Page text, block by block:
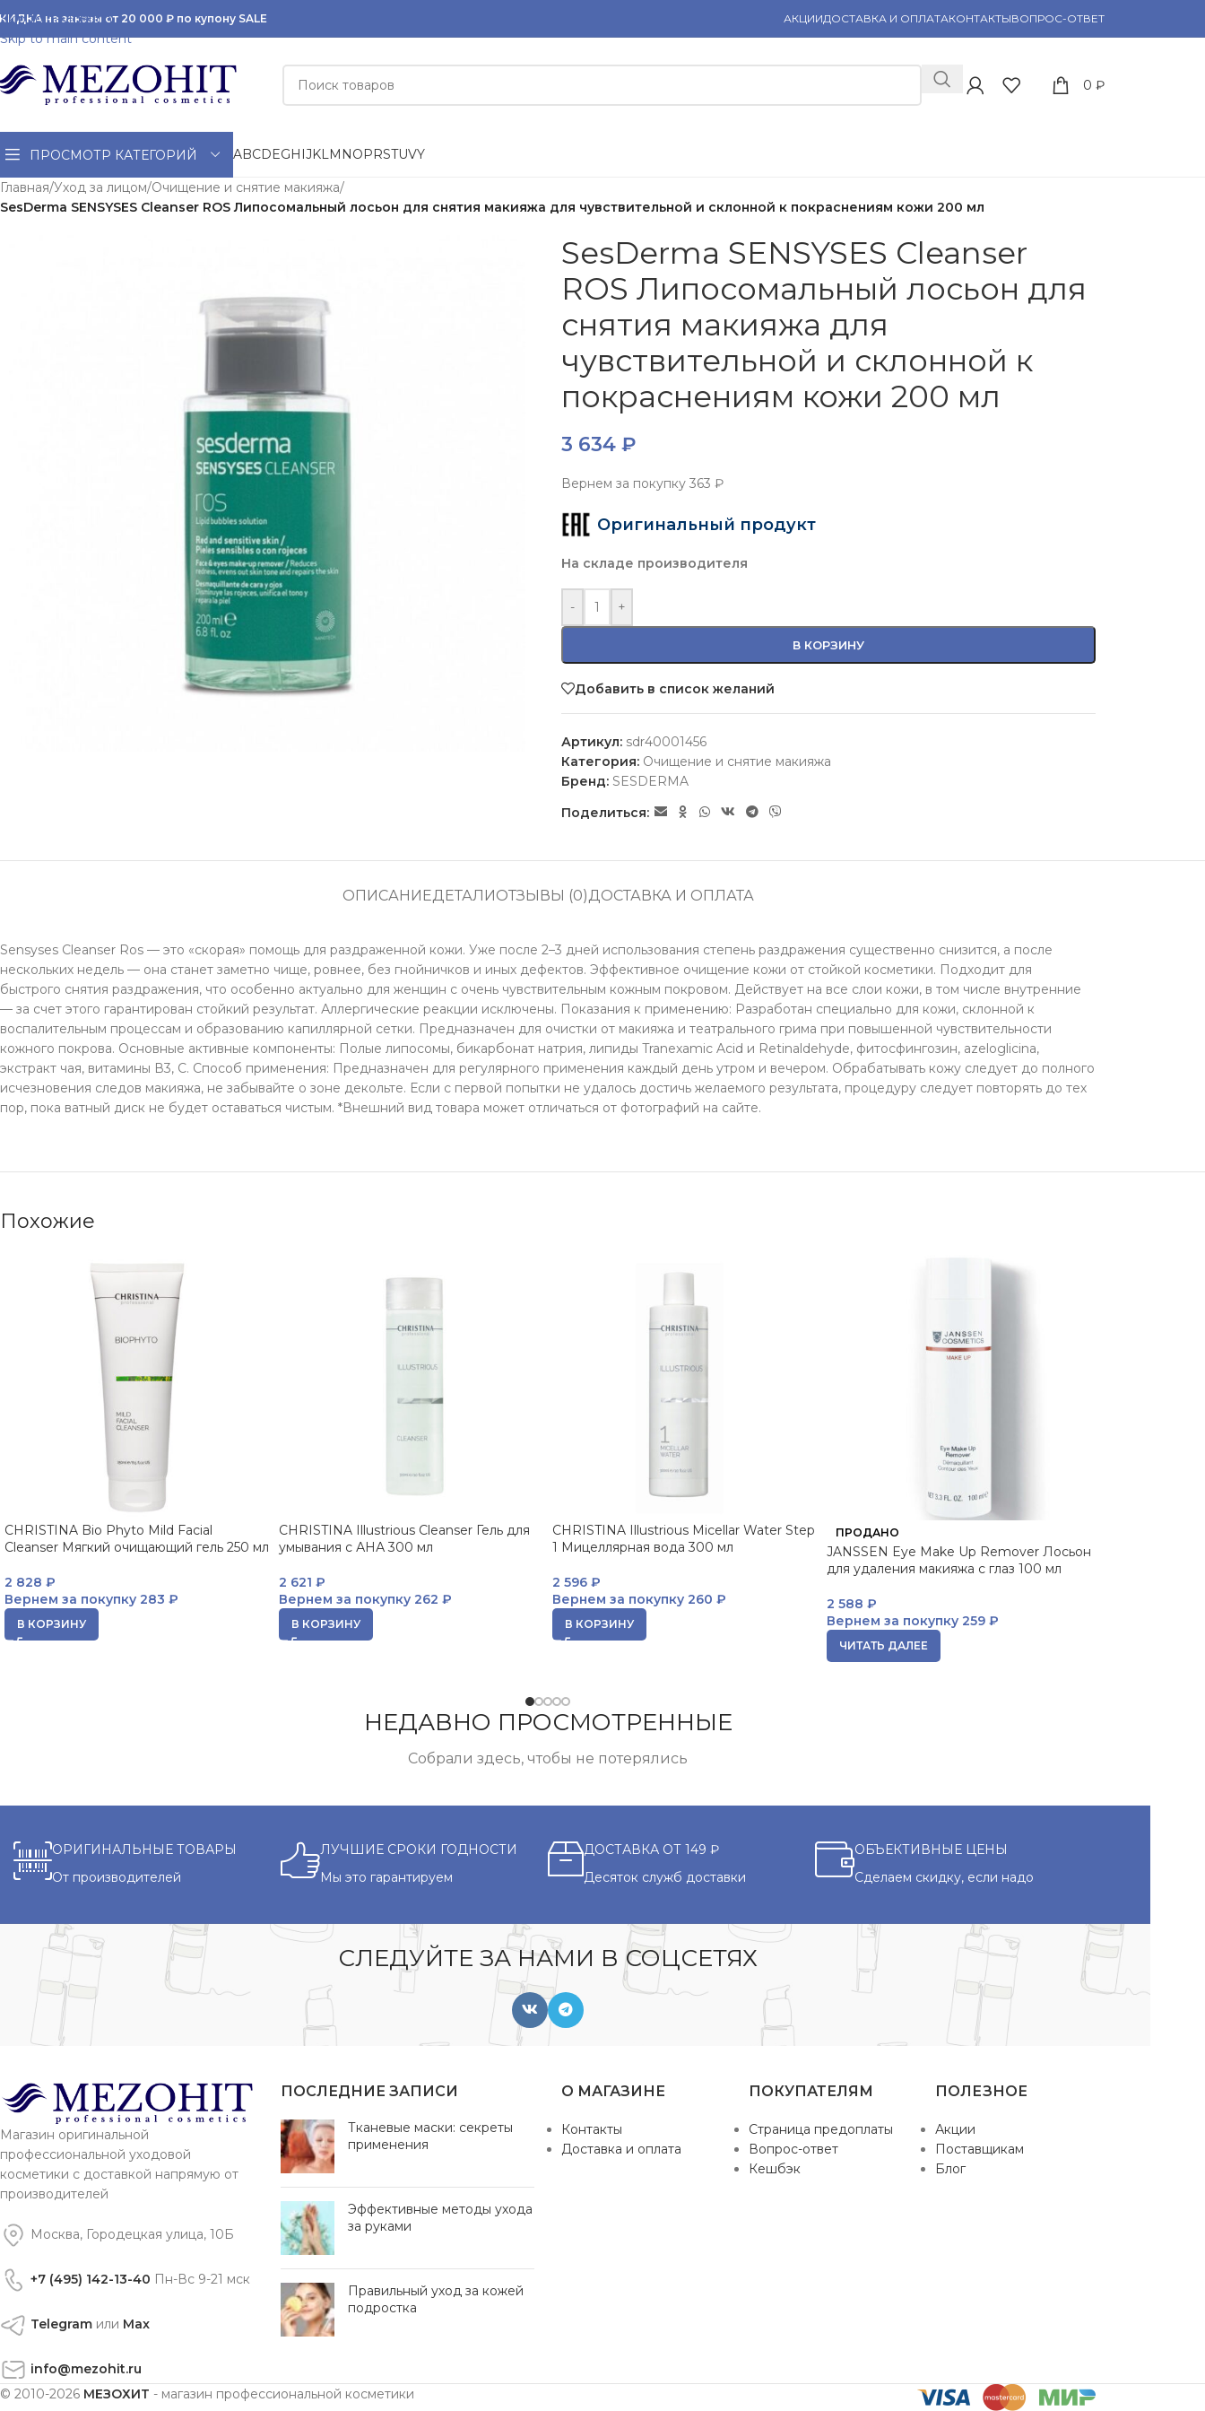
Skip to navigation
Skip to main content
на заказы от 20 000 ₽ по купону SALE АКЦИИДОСТАВКА И ОПЛАТАКОНТАКТЫВОПРОС-ОТВЕТ
0 ₽
ПРОСМОТР КАТЕГОРИЙ ABCDEGH IJKL M NOPRSTUVY
Главная/Уход за лицом/Очищение и снятие макияжа/
SesDerma SENSYSES Cleanser ROS Липосомальный лосьон для снятия макияжа для чувствительной и склонной к покраснениям кожи 200 мл
SesDerma SENSYSES Cleanser
ROS Липосомальный лосьон для
снятия макияжа для
чувствительной и склонной к
покраснениям кожи 200 мл
3 634 ₽
Вернем за покупку363 ₽
Оригинальный продукт
На складе производителя
- +
В КОРЗИНУ
Добавить в список желаний
Артикул: sdr40001456
Категория: Очищение и снятие макияжа
Бренд: SESDERMA
Поделиться:
ОПИСАНИЕДЕТАЛИОТЗЫВЫ (0)ДОСТАВКА И ОПЛАТА
Sensyses Cleanser Ros — это «скорая» помощь для раздраженной кожи. Уже после 2–3 дней использования степень раздражения существенно снизится, а после
нескольких недель — она станет заметно чище, ровнее, без гнойничков и иных дефектов. Эффективное очищение кожи от стойкой косметики. Подходит для
быстрого снятия раздражения, что особенно актуально для женщин с очень чувствительным кожным покровом. Действует на все слои кожи, в том числе внутренние
— за счет этого гарантирован стойкий результат. Аллергические реакции исключены. Показания к применению: Разработан специально для кожи, склонной к
воспалительным процессам и образованию капиллярной сетки. Предназначен для очистки от макияжа и театрального грима при повышенной чувствительности
кожного покрова. Основные активные компоненты: Полые липосомы, бикарбонат натрия, липиды Tranexamic Acid и Retinaldehyde, фитосфингозин, azeloglicina,
экстракт чая, витамины В3, С. Способ применения: Предназначен для регулярного применения каждый день утром и вечером. Обрабатывать кожу следует до полного
исчезновения следов макияжа, не забывайте о зоне декольте. Если с первой попытки не удалось достичь желаемого результата, процедуру следует повторять до тех
пор, пока ватный диск не будет оставаться чистым. *Внешний вид товара может отличаться от фотографий на сайте.
Похожие
CHRISTINA Bio Phyto Mild Facial
Cleanser Мягкий очищающий гель 250 мл
2 828 ₽
Вернем за покупку 283 ₽
В КОРЗИНУ
CHRISTINA Illustrious Cleanser Гель для
умывания с АНА 300 мл
2 621 ₽
Вернем за покупку262 ₽
В КОРЗИНУ
CHRISTINA Illustrious Micellar Water Step
1 Мицеллярная вода 300 мл
2 596 ₽
Вернем за покупку 260 ₽
В КОРЗИНУ
ПРОДАНО
JANSSEN Eye Make Up Remover Лосьон
для удаления макияжа с глаз 100 мл
2 588 ₽
Вернем за покупку259 ₽
ЧИТАТЬ ДАЛЕЕ
НЕДАВНО ПРОСМОТРЕННЫЕ
Собрали здесь, чтобы не потерялись
ОРИГИНАЛЬНЫЕ ТОВАРЫ
От производителей
ЛУЧШИЕ СРОКИ ГОДНОСТИ
Мы это гарантируем
ДОСТАВКА ОТ 149 ₽
Десяток служб доставки
ОБЪЕКТИВНЫЕ ЦЕНЫ
Сделаем скидку, если надо
СЛЕДУЙТЕ ЗА НАМИ В СОЦСЕТЯХ
Магазин оригинальной
профессиональной уходовой
косметики с доставкой напрямую от
производителей
Москва, Городецкая улица, 10Б
+7 (495) 142-13-40 Пн-Вс 9-21 мск
Telegram или Max
info@mezohit.ru
ПОСЛЕДНИЕ ЗАПИСИ
Тканевые маски: секреты
применения
Эффективные методы ухода
за руками
Правильный уход за кожей
подростка
О МАГАЗИНЕ
Контакты
Доставка и оплата
ПОКУПАТЕЛЯМ
Страница предоплаты
Вопрос-ответ
Кешбэк
ПОЛЕЗНОЕ
Акции
Поставщикам
Блог
© 2010-2026 МЕЗОХИТ - магазин профессиональной косметики